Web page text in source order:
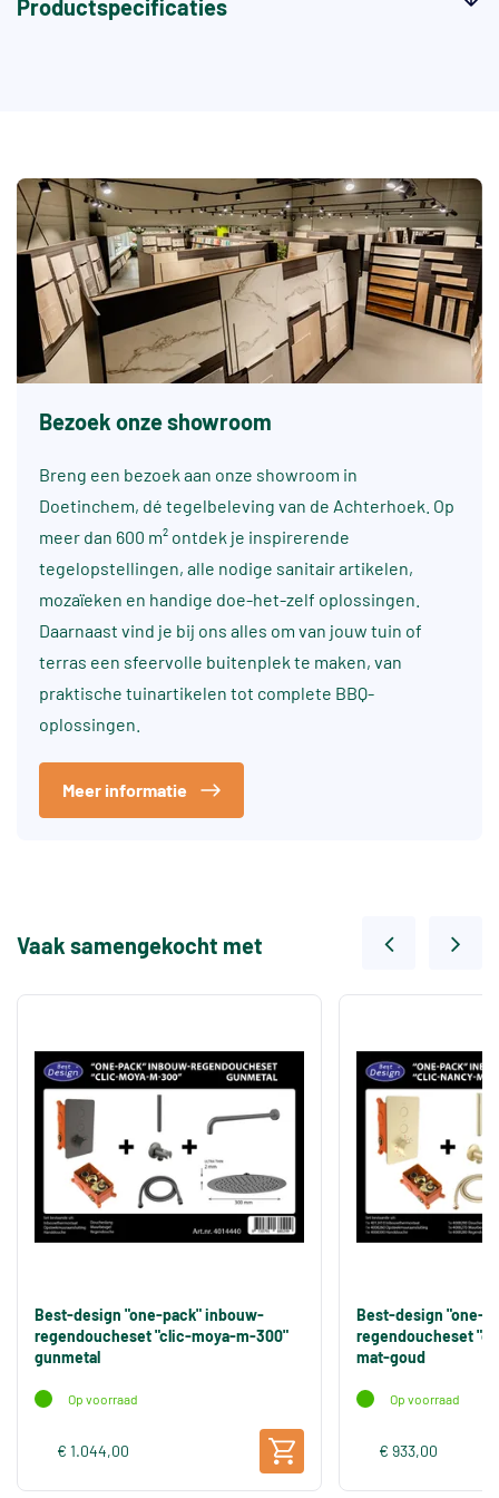
Productspecificaties
Bezoek onze showroom
Breng een bezoek aan onze showroom in
Doetinchem, dé tegelbeleving van de Achterhoek. Op
meer dan 600 m² ontdek je inspirerende
tegelopstellingen, alle nodige sanitair artikelen,
mozaïeken en handige doe-het-zelf oplossingen.
Daarnaast vind je bij ons alles om van jouw tuin of
terras een sfeervolle buitenplek te maken, van
praktische tuinartikelen tot complete BBQ-
oplossingen.
Meer informatie
Vaak samengekocht met
Best-design "one-pack" inbouw-
regendoucheset "clic-moya-m-300"
gunmetal
Op voorraad
€ 1.044,00
Best-design "one-
regendoucheset
mat-goud
Op voorraad
€ 933,00